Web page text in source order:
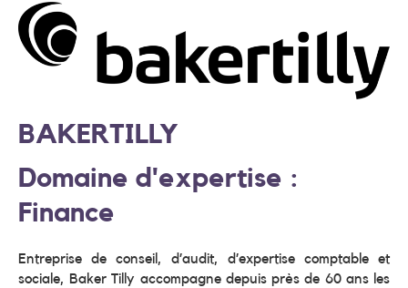
BAKERTILLY
Domaine d'expertise :
Finance
Entreprise de conseil, d’audit, d’expertise comptable et
sociale, Baker Tilly accompagne depuis près de 60 ans les